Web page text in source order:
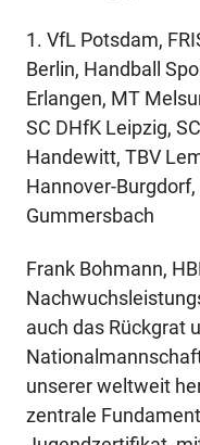
1. VfL Potsdam,
Berlin, Handball
Erlangen, MT
SC DHfK Leipzig,
Handewitt, TBV
Hannover-
Gummersbach
Frank Bohmann,
auch das Rückgrat
unserer weltweit
zentrale